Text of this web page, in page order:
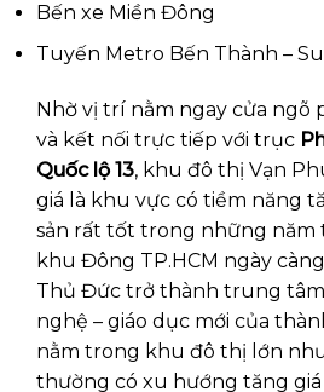
Bến xe Miền Đông
Tuyến Metro Bến Thành –
Nhờ vị trí nằm ngay cửa ngõ
và kết nối trực tiếp với trục
Quốc lộ 13, khu đô thị Vạn
giá là khu vực có tiềm năng
sản rất tốt trong những năm
khu Đông TP.HCM ngày
Thủ Đức trở thành trung
nghệ – giáo dục mới của
nằm trong khu đô thị lớn
thường có xu hướng tăng